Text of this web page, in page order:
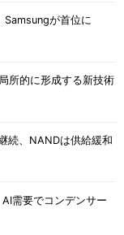
Samsungが首位に
所的に形成する新技術
続、NANDは供給緩和
需要でコンデンサー